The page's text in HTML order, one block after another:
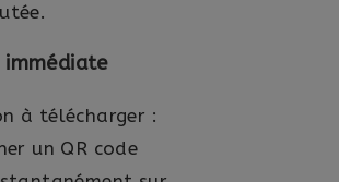
immédiate
à télécharger :
un QR code